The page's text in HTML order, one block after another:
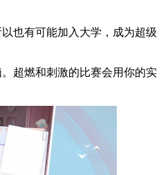
也有可能加入大学，成为超级
超燃和刺激的比赛会用你的实